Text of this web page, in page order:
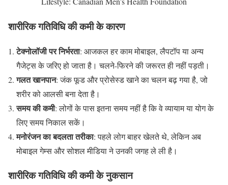
शारीरिक गतिविधि की कमी के कारण
टेक्नोलॉजी पर निर्भरता: आजकल हर काम मोबाइल, लैपटॉप या अन्य
गैजेट्स के जरिए हो जाता है। चलने-फिरने की जरूरत ही नहीं पड़ती।
गलत खानपान: जंक फूड और प्रोसेस्ड खाने का चलन बढ़ गया है, जो
शरीर को आलसी बना देता है।
समय की कमी: लोगों के पास इतना समय नहीं है कि वे व्यायाम या योग के
लिए समय निकाल सकें।
मनोरंजन का बदलता तरीका: पहले लोग बाहर खेलते थे, लेकिन अब
मोबाइल गेम्स और सोशल मीडिया ने उनकी जगह ले ली है।
शारीरिक गतिविधि की कमी के नुकसान